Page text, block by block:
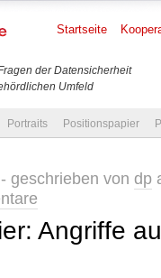
der Datensicherheit
Umfeld
Startseite
Portraits Positionspapier
- geschrieben von dp
Angriffe